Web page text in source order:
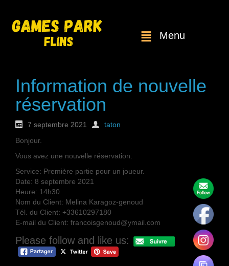
Menu
Information de nouvelle
réservation
7 septembre 2021
taton
Bonjour.
Vous avez une nouvelle réservation.
Service: Première partie pour un joueur.
Date: 8 septembre 2021
Heure: 14h30
Nom du Client: Melina Karagoz-genoud
Tél. du Client: +33610297180
E-mail du Client: francoisgenoud@ymail.com
Please follow and like us: